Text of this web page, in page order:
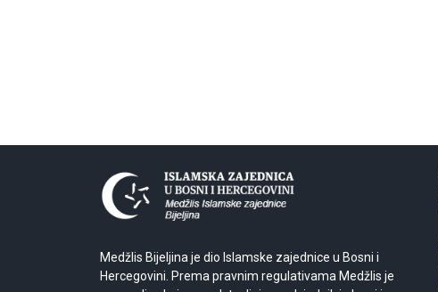
Medžlis Bijeljina je dio Islamske zajednice u Bosni i
Hercegovini. Prema pravnim regulativama Medžlis je